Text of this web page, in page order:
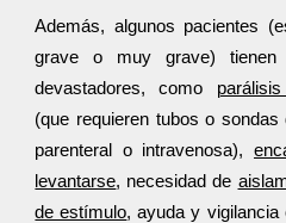
Además, algunos pacientes
grave o muy grave)
devastadores, como
(que requieren tubos o
parenteral o intravenosa),
levantarse, necesidad de
de estímulo, ayuda y vigilancia